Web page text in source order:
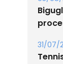
05/08/